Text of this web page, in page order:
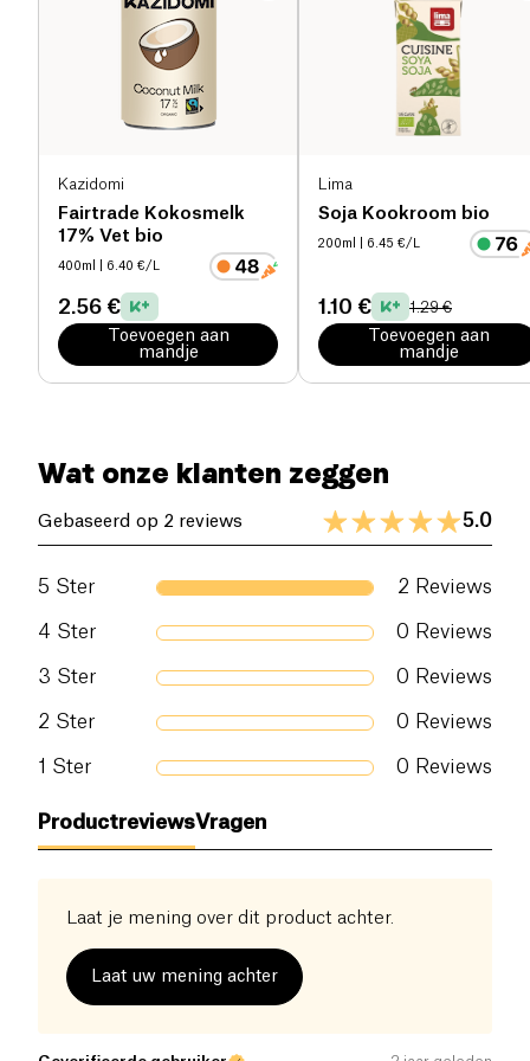
Kazidomi
Fairtrade Kokosmelk
17% Vet bio
400ml | 6.40 €/L
2.56 €
Toevoegen aan
mandje
Lima
Soja Kookroom bio
200ml | 6.45 €/L
1.10 € 1.29 €
Toevoegen aan
mandje
5.75 g
Wat onze klanten zeggen
Gebaseerd op 2 reviews 5.0
5 Ster 2 Reviews
4 Ster 0 Reviews
3 Ster 0 Reviews
2 Ster 0 Reviews
1 Ster 0 Reviews
ProductreviewsVragen
Laat je mening over dit product achter.
Laat uw mening achter